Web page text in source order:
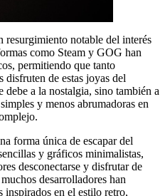
resurgimiento notable del interés
como Steam y GOG han
permitiendo que tanto
disfruten de estas joyas del
debe a la nostalgia, sino también a
y menos abrumadoras en
forma única de escapar del
y gráficos minimalistas,
desconectarse y disfrutar de
desarrolladores han
inspirados en el estilo retro,